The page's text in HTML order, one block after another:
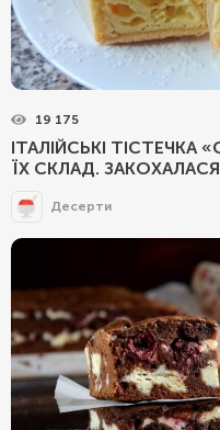
19 175
ІТАЛІЙСЬКІ
ЇХ СКЛАД.
Десерти